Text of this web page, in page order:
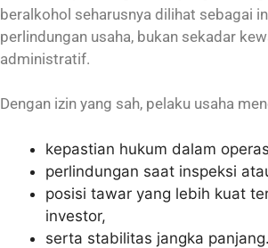
beralkohol seharusnya dilihat sebagai
perlindungan usaha, bukan sekadar
administratif.
Dengan izin yang sah, pelaku usaha
kepastian hukum dalam
perlindungan saat inspeksi
posisi tawar yang lebih kuat
investor,
serta stabilitas jangka panjang.